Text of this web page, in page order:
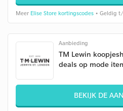
Meer Elise Store kortingscodes • Geldig
Aanbieding
TM Lewin
deals op mode
BEKIJK DE